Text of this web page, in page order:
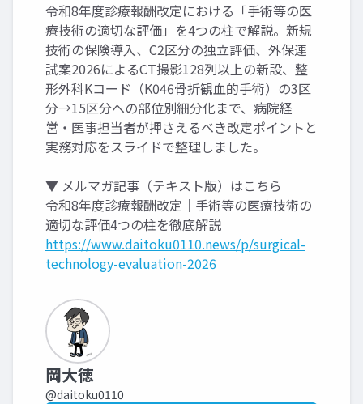
令和8年度診療報酬改定における「手術等の医
療技術の適切な評価」を4つの柱で解説。新規
技術の保険導入、C2区分の独立評価、外保連
試案2026によるCT撮影128列以上の新設、整
形外科Kコード（K046骨折観血的手術）の3区
分→15区分への部位別細分化まで、病院経
営・医事担当者が押さえるべき改定ポイントと
実務対応をスライドで整理しました。
▼ メルマガ記事（テキスト版）はこちら
令和8年度診療報酬改定｜手術等の医療技術の
適切な評価4つの柱を徹底解説
https://www.daitoku0110.news/p/surgical-
technology-evaluation-2026
岡大徳
@daitoku0110